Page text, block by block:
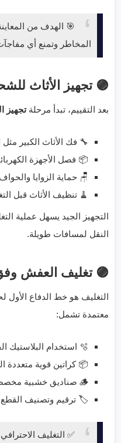
🎯 الهدف من
المخاطر وتمنع أي مفاجآت
🟣 تجهيز الأثاث
بعد التقييم، تبدأ مرحلةتجهيز
🔧 فك الأثاث الكبير مثل
📦 فصل الأجهزة
🪑 حماية الزوايا
🧹 تنظيف الأثاث قبل
التجهيز الجيد يسهل عملية
النقل لمسافات طويلة.
🟣 تغليف العفش
التغليف هو خط الدفاع الأول
معتمدة تشمل:
🫧 استخدام البلاستيك الفقاعي للأثاث القابل للكسر
📦 كراتين قوية متعددة
🪵 صناديق خشبية مخصصة لبعض القطع الحساسة
🏷️ ترقيم وتصنيف القطع
✅ التغليف